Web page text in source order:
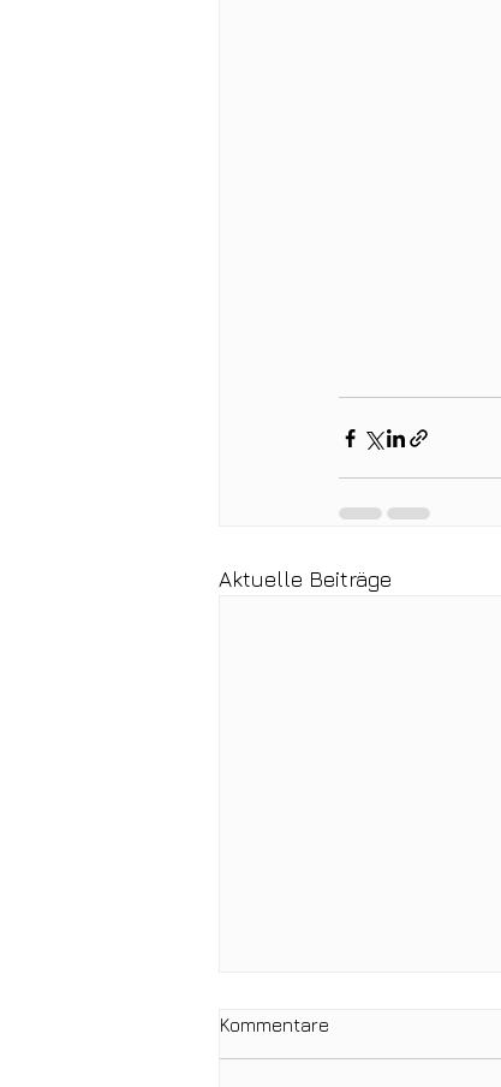
Aktuelle Beiträge
Kommentare